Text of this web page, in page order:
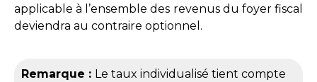
applicable à l’ensemble des revenus du foyer fiscal
deviendra au contraire optionnel.
Remarque : Le taux individualisé tient compte